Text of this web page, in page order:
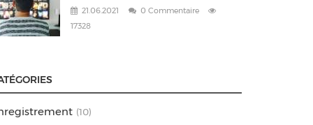
21.06.2021
0 Commentaire
17328
(10)